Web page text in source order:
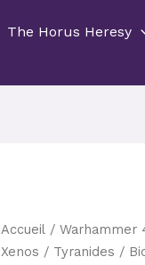
The Horus Heresy
Accueil /Warhammer
Xenos / Tyranides /
Le
prix
quantité
de